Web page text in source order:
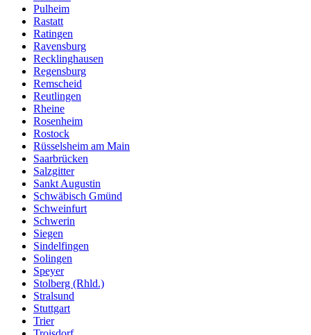
Pulheim
Rastatt
Ratingen
Ravensburg
Recklinghausen
Regensburg
Remscheid
Reutlingen
Rheine
Rosenheim
Rostock
Rüsselsheim am Main
Saarbrücken
Salzgitter
Sankt Augustin
Schwäbisch Gmünd
Schweinfurt
Schwerin
Siegen
Sindelfingen
Solingen
Speyer
Stolberg (Rhld.)
Stralsund
Stuttgart
Trier